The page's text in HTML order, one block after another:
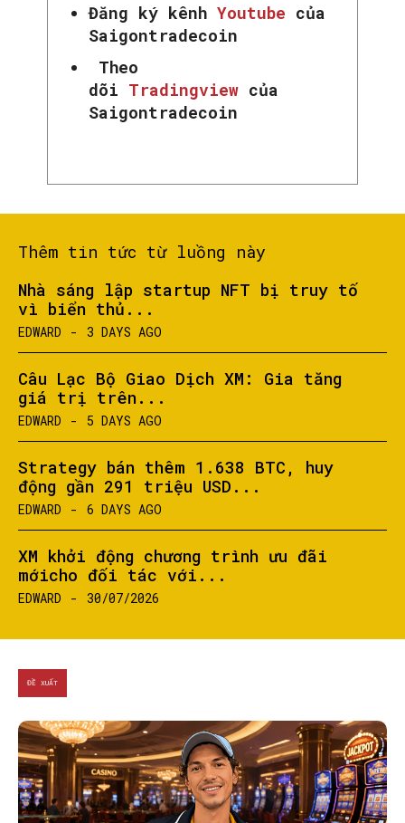
Đăng ký kênh Youtube của
Saigontradecoin
Theo
dõi Tradingview của
Saigontradecoin
Thêm tin tức từ luồng này
Nhà sáng lập startup NFT bị truy tố
vì biển thủ...
EDWARD - 3 DAYS AGO
Câu Lạc Bộ Giao Dịch XM: Gia tăng
giá trị trên...
EDWARD - 5 DAYS AGO
Strategy bán thêm 1.638 BTC, huy
động gần 291 triệu USD...
EDWARD - 6 DAYS AGO
XM khởi động chương trình ưu đãi
mớicho đối tác với...
EDWARD - 30/07/2026
ĐỀ XUẤT